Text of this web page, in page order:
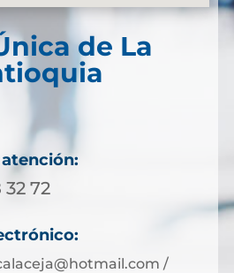
de La
32 72
/